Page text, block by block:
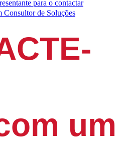
para o contactar
Consultor de Soluções
um